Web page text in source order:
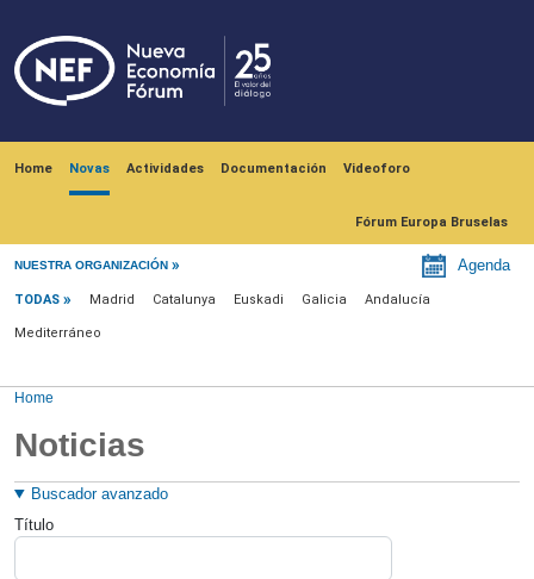
Home Novas Actividades Documentación Videoforo
Fórum Europa Bruselas
NUESTRA ORGANIZACIÓN Agenda
Menú noticias
TODAS Madrid Catalunya Euskadi Galicia Andalucía
Mediterráneo
Home
Noticias
Buscador avanzado
Título